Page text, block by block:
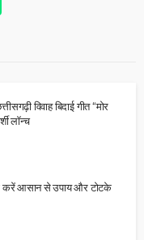
विवाह बिदाई गीत “मोर
लॉन्च
करें आसान से उपाय और टोटके